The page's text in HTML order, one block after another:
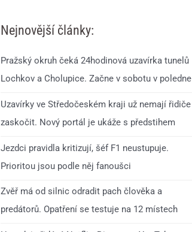
Nejnovější články:
Pražský okruh čeká 24hodinová uzavírka tunelů
Lochkov a Cholupice. Začne v sobotu v poledne
Uzavírky ve Středočeském kraji už nemají řidiče
zaskočit. Nový portál je ukáže s předstihem
Jezdci pravidla kritizují, šéf F1 neustupuje.
Prioritou jsou podle něj fanoušci
Zvěř má od silnic odradit pach člověka a
predátorů. Opatření se testuje na 12 místech